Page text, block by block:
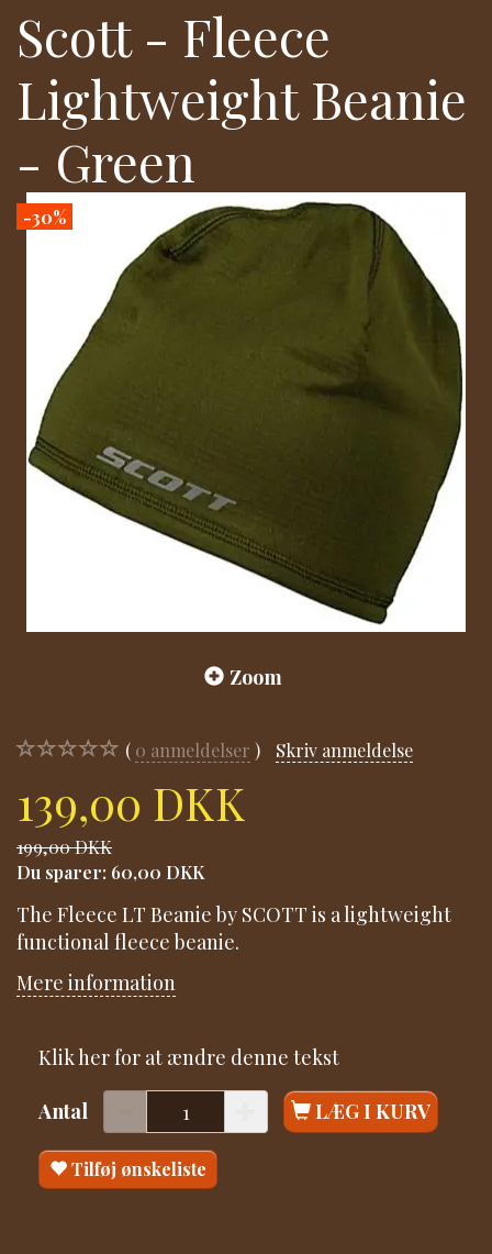
Scott - Fleece
Lightweight Beanie
- Green
-30%
Zoom
0 anmeldelser Skriv anmeldelse
139,00 DKK
199,00 DKK
Du sparer: 60,00 DKK
The Fleece LT Beanie by SCOTT is a lightweight
functional fleece beanie.
Mere information
Klik her for at ændre denne tekst
Antal LÆG I KURV
Tilføj ønskeliste